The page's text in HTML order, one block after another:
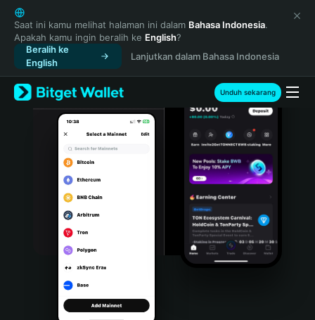
English
日本語
Tiếng Việt
Русский
Español (Latinoamérica)
Türkçe
Italiano
Português (Portugal)
Bahasa Indonesia
Português (Brasil)
Español (Argentina)
Saat ini kamu melihat halaman ini dalam Bahasa Indonesia.
Apakah kamu ingin beralih ke English?
Beralih ke
English
Lanjutkan dalam Bahasa Indonesia
Unduh sekarang